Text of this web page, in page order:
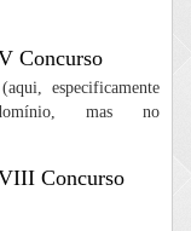
Concurso
especificamente
mas no
Concurso